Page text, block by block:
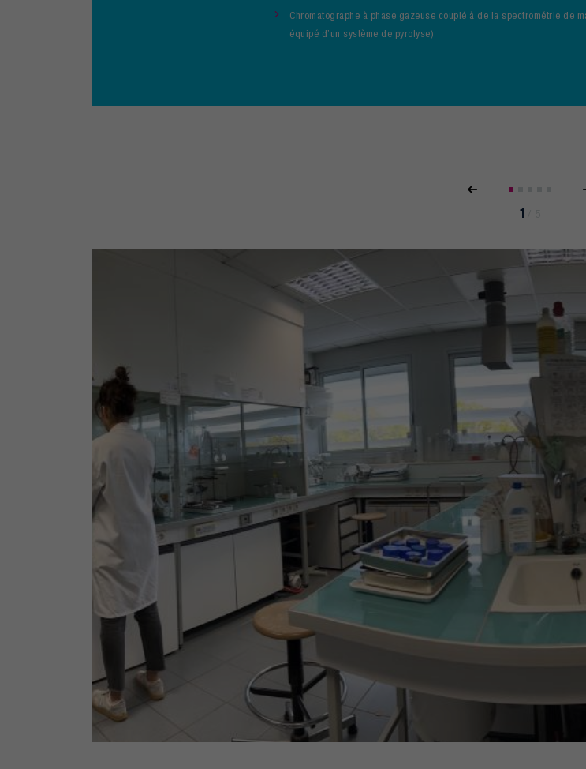
Chromatographe à phase gazeuse couplé à de la spectrométrie de
équipé d’un système de pyrolyse)
1